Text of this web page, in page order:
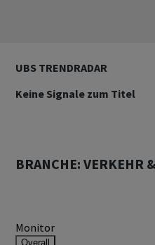
UBS TRENDRADAR
Keine Signale zum Titel
BRANCHE: VERKEHR
Monitor
Overall